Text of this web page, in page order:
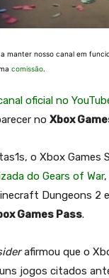
manter nosso canal em
comissão.
oficial no
no Xbox
o Xbox
do Gears of War,
Dungeons 2
Games Pass.
afirmou que o
jogos citados